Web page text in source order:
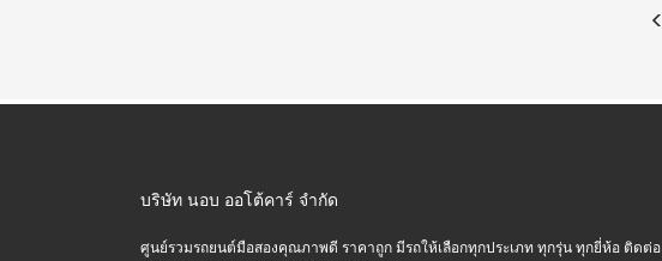
บริษัท นอบ ออโต้คาร์ จำกัด
ศูนย์รวมรถยนต์มือสองคุณภาพดี ราคาถูก มีรถให้เลือกทุกประเภท ทุกรุ่น ทุกยี่ห้อ ติดต่อ